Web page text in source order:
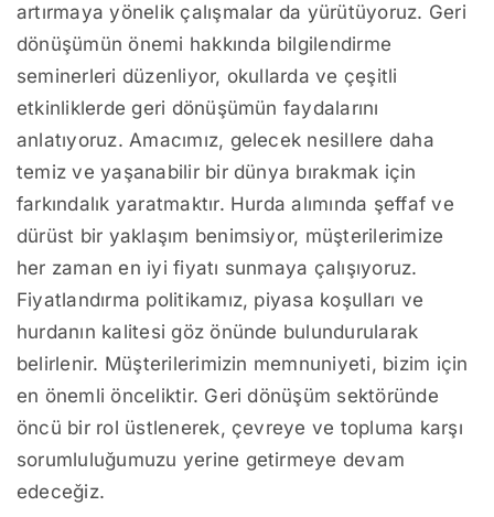
artırmaya yönelik çalışmalar da yürütüyoruz. Geri
dönüşümün önemi hakkında bilgilendirme
seminerleri düzenliyor, okullarda ve çeşitli
etkinliklerde geri dönüşümün faydalarını
anlatıyoruz. Amacımız, gelecek nesillere daha
temiz ve yaşanabilir bir dünya bırakmak için
farkındalık yaratmaktır. Hurda alımında şeffaf ve
dürüst bir yaklaşım benimsiyor, müşterilerimize
her zaman en iyi fiyatı sunmaya çalışıyoruz.
Fiyatlandırma politikamız, piyasa koşulları ve
hurdanın kalitesi göz önünde bulundurularak
belirlenir. Müşterilerimizin memnuniyeti, bizim için
en önemli önceliktir. Geri dönüşüm sektöründe
öncü bir rol üstlenerek, çevreye ve topluma karşı
sorumluluğumuzu yerine getirmeye devam
edeceğiz.